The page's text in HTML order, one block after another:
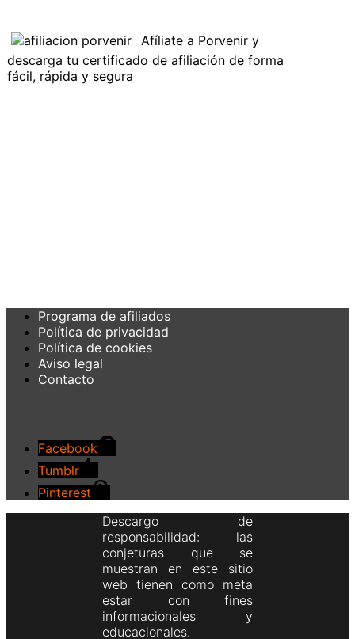
Afíliate a Porvenir y
descarga tu certificado de afiliación de forma
fácil, rápida y segura
Programa de afiliados
Política de privacidad
Política de cookies
Aviso legal
Contacto
Facebook
Tumblr
Pinterest
Descargo de
responsabilidad: las
conjeturas que se
muestran en este sitio
web tienen como meta
estar con fines
informacionales y
educacionales.